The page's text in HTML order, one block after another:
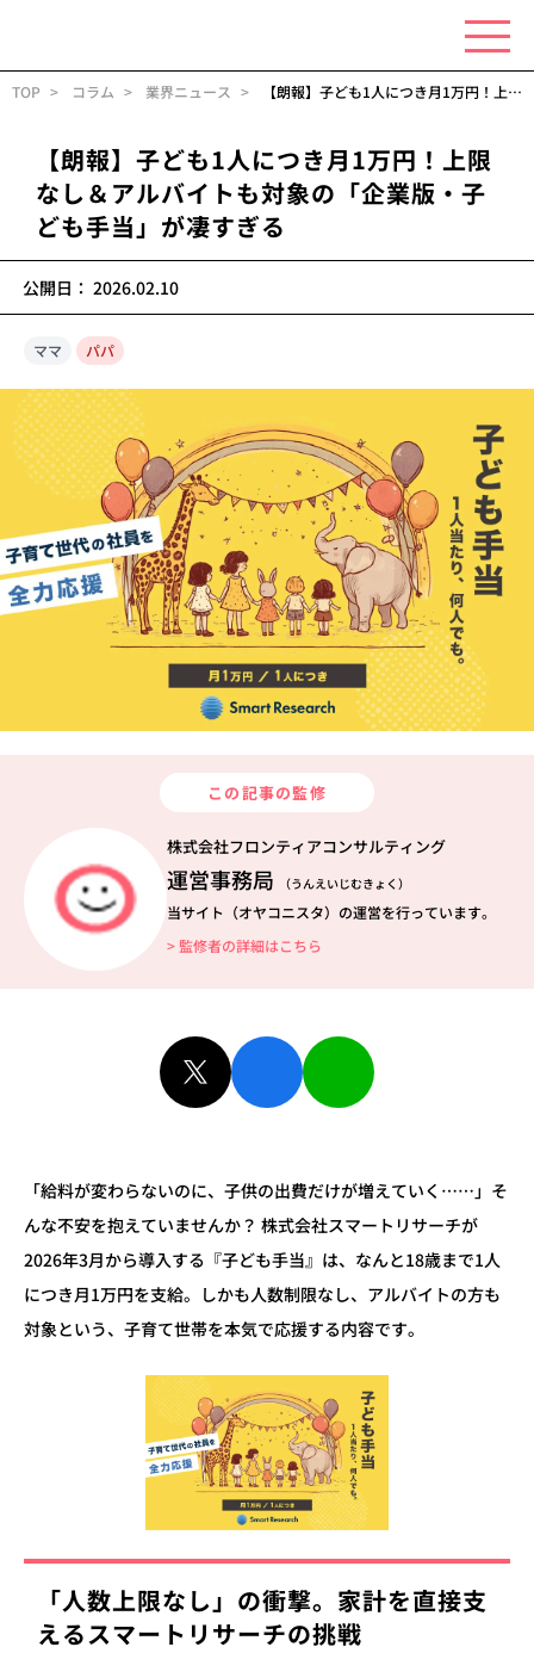
TOP コラム 業界ニュース 【朗報】子ども1人につき月1万円！上限なし＆アルバイトも対象の「企業版・子ども手当」が凄すぎる
【朗報】子ども1人につき月1万円！上限
なし＆アルバイトも対象の「企業版・子
ども手当」が凄すぎる
公開日： 2026.02.10
ママ パパ
この記事の監修
株式会社フロンティアコンサルティング
運営事務局 （うんえいじむきょく）
当サイト（オヤコニスタ）の運営を行っています。
> 監修者の詳細はこちら
「給料が変わらないのに、子供の出費だけが増えていく……」そ
んな不安を抱えていませんか？ 株式会社スマートリサーチが
2026年3月から導入する『子ども手当』は、なんと18歳まで1人
につき月1万円を支給。しかも人数制限なし、アルバイトの方も
対象という、子育て世帯を本気で応援する内容です。
「人数上限なし」の衝撃。家計を直接支
えるスマートリサーチの挑戦